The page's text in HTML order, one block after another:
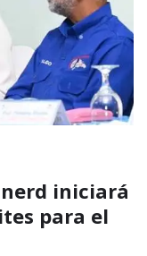
iniciará
para el